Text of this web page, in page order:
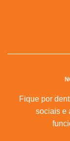
Fique por
sociais e